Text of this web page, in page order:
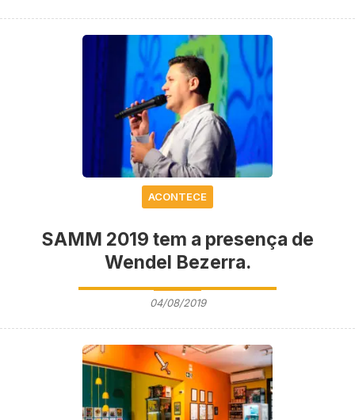
ACONTECE
SAMM 2019 tem a presença de
Wendel Bezerra.
04/08/2019